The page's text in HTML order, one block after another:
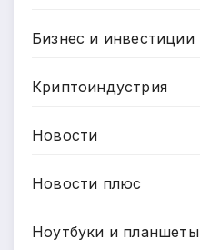
Бизнес и инвестиции
Криптоиндустрия
Новости
Новости плюс
Ноутбуки и планшеты